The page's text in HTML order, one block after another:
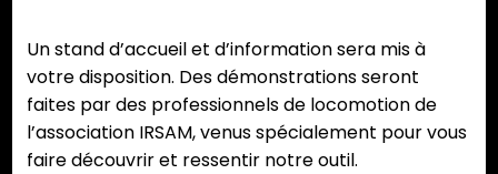
Un stand d’accueil et d’information sera mis à
votre disposition. Des démonstrations seront
faites par des professionnels de locomotion de
l’association IRSAM, venus spécialement pour vous
faire découvrir et ressentir notre outil.